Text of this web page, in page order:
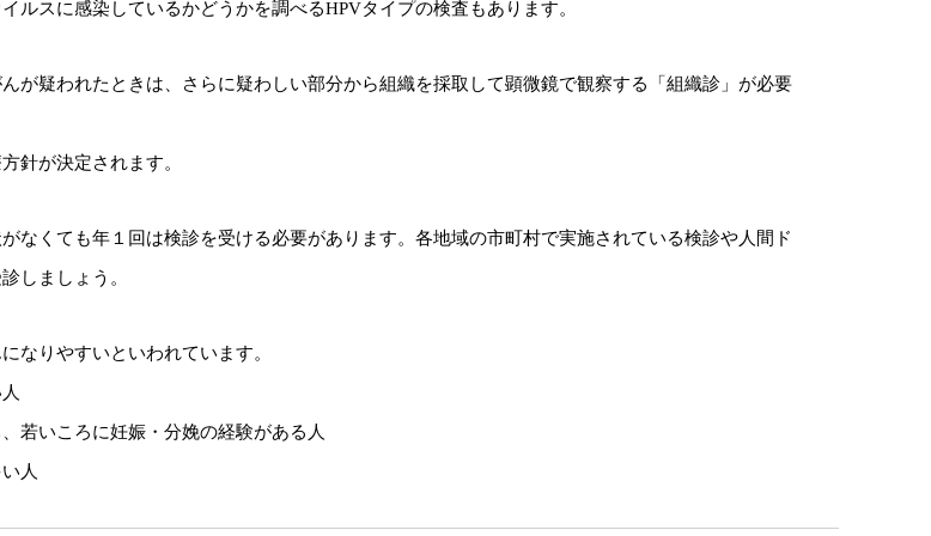
ルスに感染しているかどうかを調べるHPVタイプの検査もあります。
が疑われたときは、さらに疑わしい部分から組織を採取して顕微鏡で観察する「組織診」が必要
針が決定されます。
なくても年１回は検診を受ける必要があります。各地域の市町村で実施されている検診や人間ド
しましょう。
なりやすいといわれています。
若いころに妊娠・分娩の経験がある人
人